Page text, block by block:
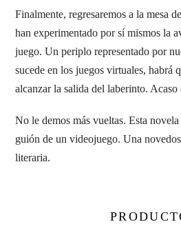
Finalmente, regresaremos a la mesa
han experimentado por sí mismos la
juego. Un periplo representado por
sucede en los juegos virtuales, habrá
alcanzar la salida del laberinto.
No le demos más vueltas. Esta
guión de un videojuego. Una
literaria.